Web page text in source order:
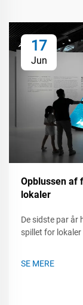
17
Jun
Opblussen af
lokaler
De sidste par
spillet for lokaler
SE MERE